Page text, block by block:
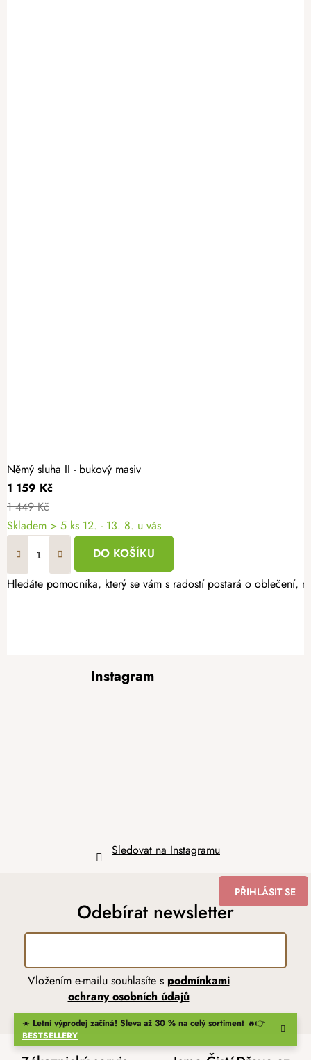
☀️ Letní výprodej začíná! Sleva až 30 % na celý sortiment 🔥👉
BESTSELLERY
Němý sluha II - bukový masiv
1 159 Kč
1 449 Kč
Skladem > 5 ks 12. - 13. 8. u vás
DO KOŠÍKU
Hledáte pomocníka, který se vám s radostí postará o oblečení,
Instagram
Sledovat na Instagramu
Odebírat newsletter
Vložením e-mailu souhlasíte s podmínkami
ochrany osobních údajů
PŘIHLÁSIT SE